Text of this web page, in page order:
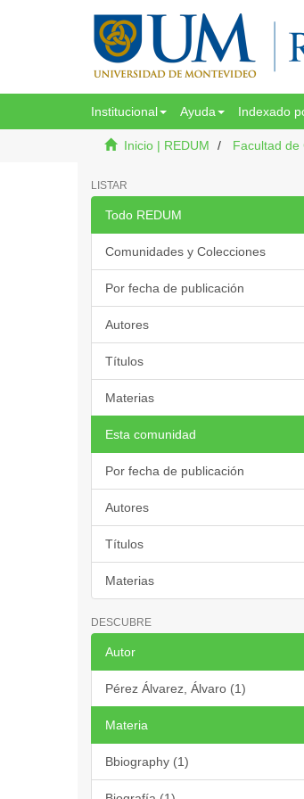
Institucional Ayuda Indexado
Inicio | REDUM Facultad de
LISTAR
Todo REDUM
Comunidades y Colecciones
Por fecha de publicación
Autores
Títulos
Materias
Esta comunidad
Por fecha de publicación
Autores
Títulos
Materias
DESCUBRE
Autor
Pérez Álvarez, Álvaro (1)
Materia
Bbiography (1)